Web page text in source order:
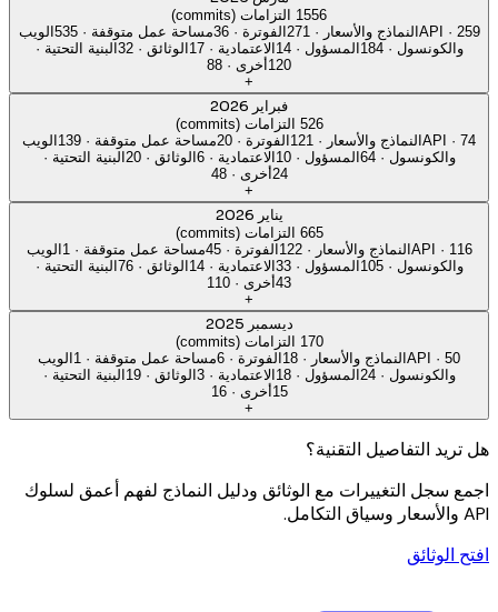
1556 التزامات (commits)
API · 259 النماذج والأسعار ·
271الفوترة ·
36مساحة عمل متوقفة ·
535الويب
والكونسول ·
184المسؤول ·
14الاعتمادية ·
17الوثائق ·
32البنية التحتية ·
120 أخرى ·
88
+
فبراير 2026
526 التزامات (commits)
API · 74 النماذج والأسعار ·
121الفوترة ·
20مساحة عمل متوقفة ·
139الويب
والكونسول ·
64المسؤول ·
10الاعتمادية ·
6الوثائق ·
20البنية التحتية ·
24 أخرى ·
48
+
يناير 2026
665 التزامات (commits)
API · 116 النماذج والأسعار ·
122الفوترة ·
45مساحة عمل متوقفة ·
1الويب
والكونسول ·
105المسؤول ·
33الاعتمادية ·
14الوثائق ·
76البنية التحتية ·
43أخرى ·
110
+
ديسمبر 2025
170 التزامات (commits)
API · 50 النماذج والأسعار ·
18الفوترة ·
6مساحة عمل متوقفة ·
1الويب
والكونسول ·
24المسؤول ·
18الاعتمادية ·
3الوثائق ·
19البنية التحتية ·
15 أخرى ·
16
+
هل تريد التفاصيل التقنية؟
اجمع سجل التغييرات مع الوثائق ودليل النماذج لفهم أعمق لسلوك
API والأسعار وسياق التكامل.
افتح الوثائق